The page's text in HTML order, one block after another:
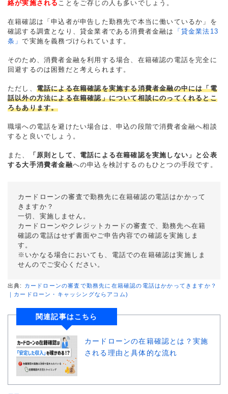
絡が実施される ことをご存じの人も多いでしょう。
在籍確認は「申込者が申告した勤務先で本当に働いているか」を
確認する調査となり、貸金業者である消費者金融は
「貸金業法13
条」で実施を義務づけられています。
そのため、消費者金融を利用する場合、在籍確認の電話を完全に
回避するのは困難だと考えられます。
ただし、 電話による在籍確認を実施する消費者金融の中には「電
話以外の方法による在籍確認」について相談にのってくれるとこ
ろもあります。
職場への電話を避けたい場合は、申込の段階で消費者金融へ相談
すると良いでしょう。
また、
「原則として、電話による在籍確認を実施しない」と公表
する大手消費者金融への申込を検討するのもひとつの手段です。
カードローンの審査で勤務先に在籍確認の電話はかかって
きますか？
一切、実施しません。
カードローンやクレジットカードの審査で、勤務先へ在籍
確認の電話はせず書面やご申告内容での確認を実施しま
す。
※いかなる場合においても、電話での在籍確認は実施しま
せんのでご安心ください。
出典: カードローンの審査で勤務先に在籍確認の電話はかかってきますか？
｜カードローン・キャッシングならアコム)
関連記事はこちら
カードローンの在籍確認とは？実施
される理由と具体的な流れ